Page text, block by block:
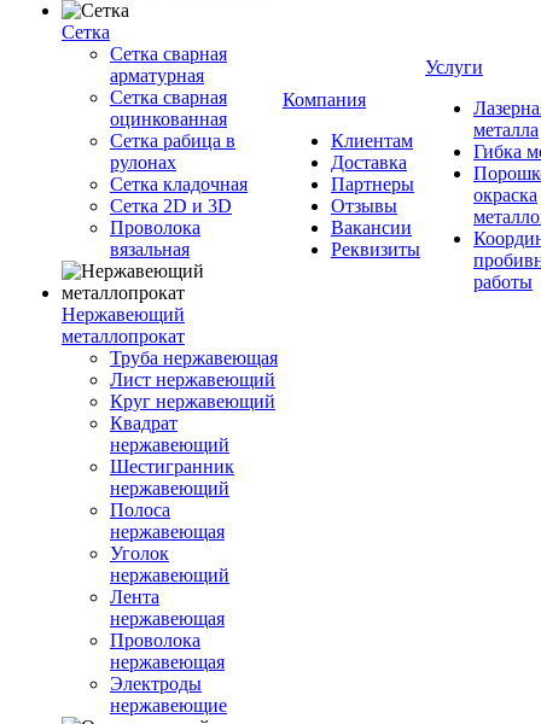
Сетка
Сетка сварная
арматурная
Сетка сварная
оцинкованная
Сетка рабица в
рулонах
Сетка кладочная
Сетка 2D и 3D
Проволока
вязальная
Нержавеющий
металлопрокат
Труба нержавеющая
Лист нержавеющий
Круг нержавеющий
Квадрат
нержавеющий
Шестигранник
нержавеющий
Полоса
нержавеющая
Уголок
нержавеющий
Лента
нержавеющая
Проволока
нержавеющая
Электроды
нержавеющие
Компания
Клиентам
Доставка
Партнеры
Отзывы
Вакансии
Реквизиты
Услуги
металла
Гибка
окраска
работы